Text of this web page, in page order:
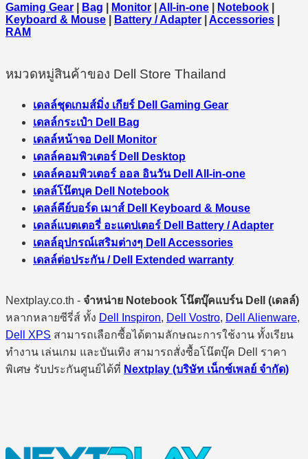
Gaming Gear
Bag Monitor All-in-one Notebook
Keyboard & Mouse
Battery / Adapter Accessories
RAM
หมวดหมู่สินค้าของ Dell Store Thailand
เดลล์ชุดเกมส์มิ่ง เกียร์ Dell Gaming Gear
เดลล์กระเป๋า Dell Bag
เดลล์หน้าจอ Dell Monitor
เดลล์คอมพิวเตอร์ Dell Desktop
เดลล์คอมพิวเตอร์ ออล อินวัน Dell All-in-one
เดลล์โน๊ตบุค Dell Notebook
เดลล์คีย์บอร์ด เมาส์ Dell Keyboard & Mouse
เดลล์แบตเตอรี่ อะแดปเตอร์ Dell Battery / Adapter
เดลล์อุปกรณ์เสริมต่างๆ Dell Accessories
เดลล์ต่อประกัน / Dell Extended warranty
Nextplay.co.th - จำหน่าย Notebook โน๊ตบุ๊คแบร์น Dell (เดลล์)
หลากหลายซีรี่ส์ ทั้ง Dell Inspiron, Dell Vostro, Dell Alienware,
Dell XPS สามารถเลือกซื้อได้ตามลักษณะการใช้งาน ทั้งเรียน
ทำงาน เล่นเกม และบันเทิง สามารถสั่งซื้อโน๊ตบุ๊ค Dell ราคา
พิเศษ รับประกันศูนย์ได้ที่ Nextplay (บริษัท เน็กซ์เพลย์ จำกัด)